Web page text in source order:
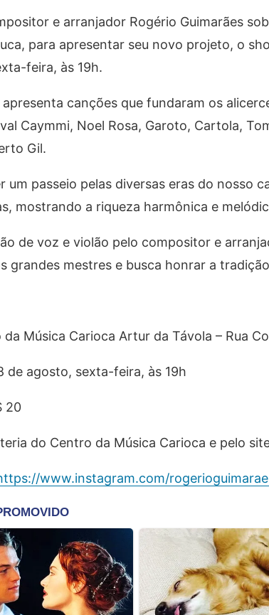
e arranjador Rogério Guimarães
para apresentar seu novo projeto, o
feira, às 19h.
canções que fundaram os
Caymmi, Noel Rosa, Garoto, Cartola,
Gil.
um passeio pelas diversas eras do nosso
mostrando a riqueza harmônica e
de voz e violão pelo compositor e
grandes mestres e busca honrar a
Música Carioca Artur da Távola – Rua
de agosto, sexta-feira, às 19h
20
do Centro da Música Carioca e pelo
www.instagram.com/